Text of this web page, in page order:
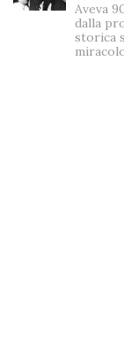
Aveva
dalla
storica